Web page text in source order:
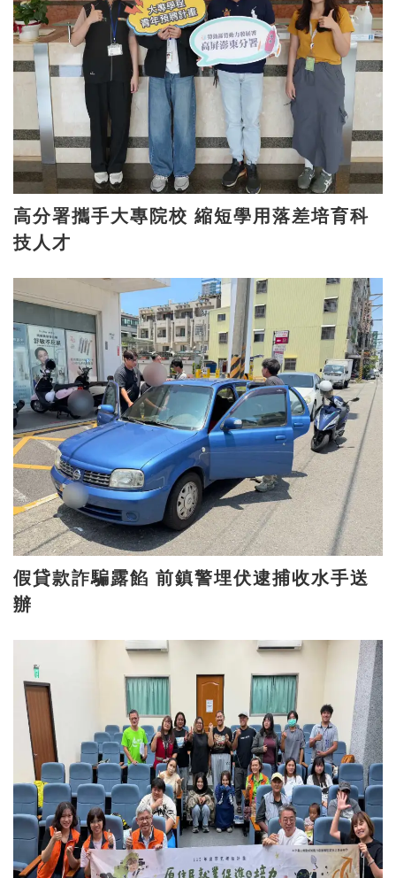
高分署攜手大專院校 縮短學用落差培育科
技人才
假貸款詐騙露餡 前鎮警埋伏逮捕收水手送
辦